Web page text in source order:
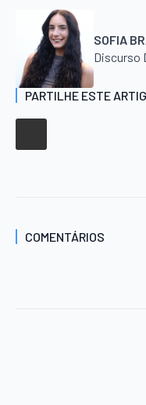
SOFIA
Discurso
PARTILHE ESTE
COMENTÁRIOS